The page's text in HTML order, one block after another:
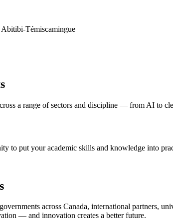
Témiscamingue
a range of sectors and discipline — from AI to
to put your academic skills and knowledge into
across Canada, international partners,
— and innovation creates a better future.